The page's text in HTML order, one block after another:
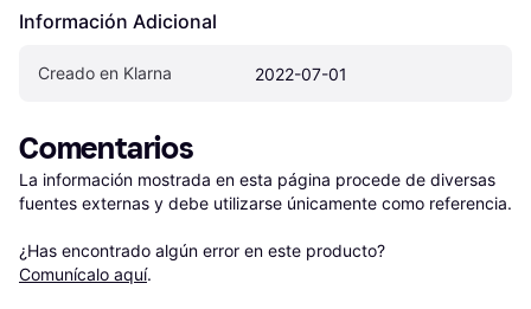
Información Adicional
Creado en Klarna 2022-07-01
Comentarios
La información mostrada en esta página procede de diversas
fuentes externas y debe utilizarse únicamente como referencia.
¿Has encontrado algún error en este producto?
Comunícalo aquí.